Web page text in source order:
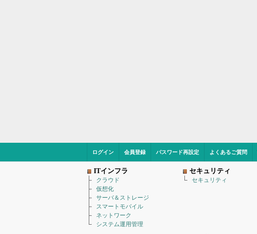
ログイン 会員登録 パスワード再設定 よくあるご質問
ITインフラ
クラウド
仮想化
サーバ＆ストレージ
スマートモバイル
ネットワーク
システム運用管理
セキュリティ
セキュリティ